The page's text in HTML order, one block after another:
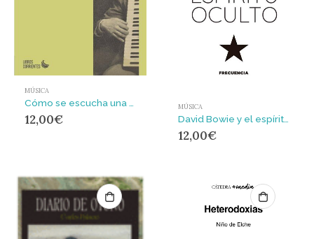
MÚSICA
12,00€
MÚSICA
David Bowie y el espíritu oculto
12,00€